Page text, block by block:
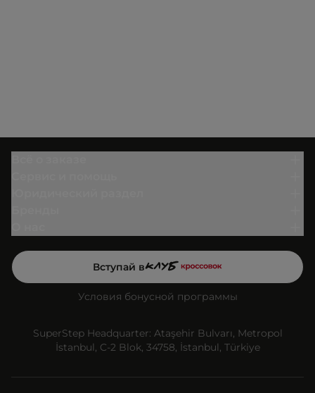
Вступай в
Условия бонусной программы
SuperStep Headquarter: Ataşehir Bulvarı, Metropol
İstanbul, C-2 Blok, 34758, İstanbul, Türkiye